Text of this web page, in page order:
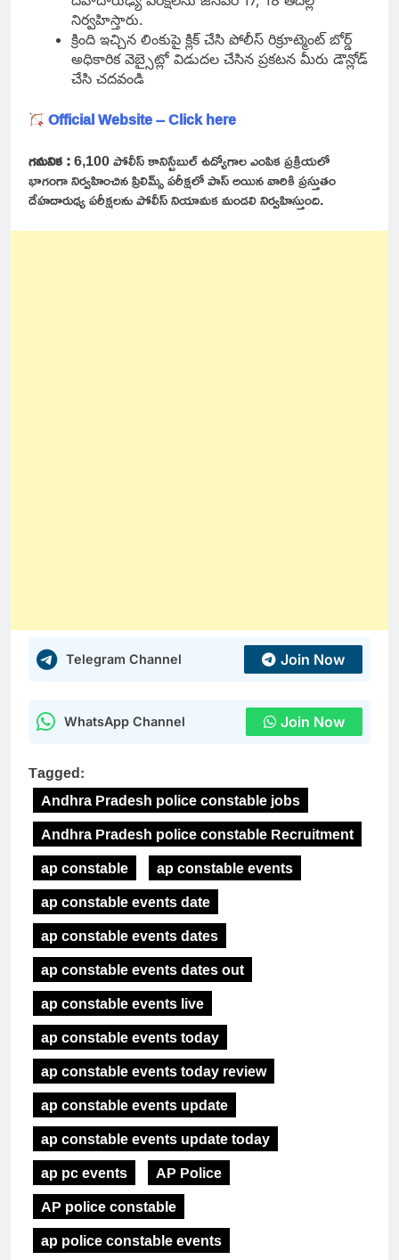
నిర్వహిస్తారు.
క్రింది ఇచ్చిన లింకుపై క్లిక్ చేసి పోలీస్ రిక్రూట్మెంట్ బోర్డ్
అధికారిక వెబ్సైట్లో విడుదల చేసిన ప్రకటన మీరు డౌన్లోడ్
చేసి చదవండి
Official Website – Click here
గమనిక :6,100 పోలీస్ కానిస్టేబుల్ ఉద్యోగాల ఎంపిక ప్రక్రియలో
భాగంగా నిర్వహించిన ప్రిలిమ్స్ పరీక్షలో పాస్ అయిన వారికి ప్రస్తుతం
దేహదారుఢ్య పరీక్షలను పోలీస్ నియామక మండలి నిర్వహిస్తుంది.
Telegram Channel Join Now
WhatsApp Channel Join Now
Tagged:
Andhra Pradesh police constable jobs
Andhra Pradesh police constable Recruitment
ap constable
ap constable events
ap constable events date
ap constable events dates
ap constable events dates out
ap constable events live
ap constable events today
ap constable events today review
ap constable events update
ap constable events update today
ap pc events
AP Police
AP police constable
ap police constable events